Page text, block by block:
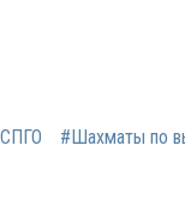
#Шахматы по